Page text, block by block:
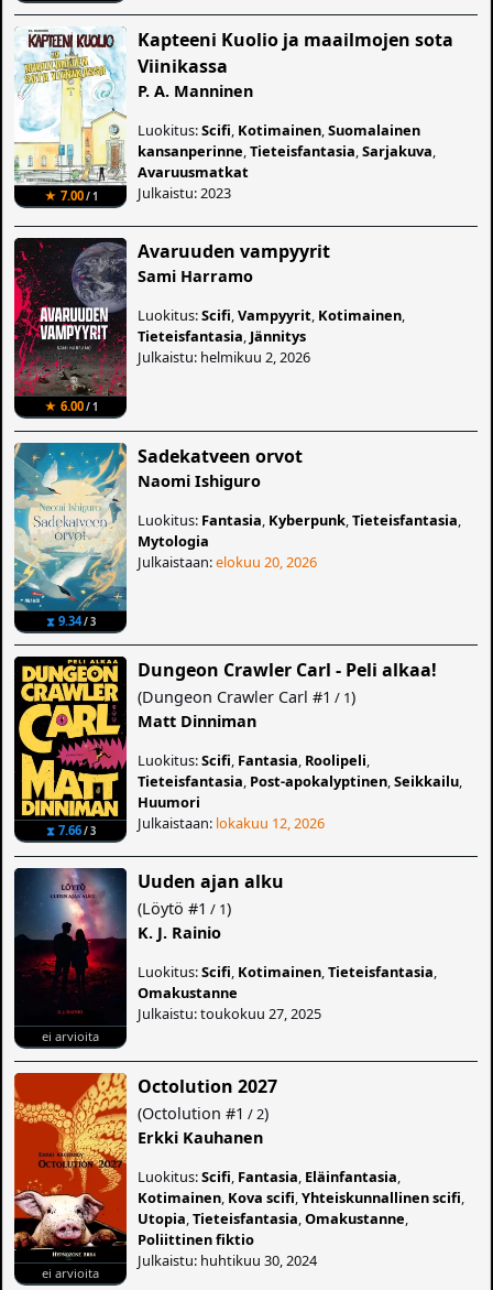
★ 7.00/ 1
Kapteeni Kuolio ja maailmojen sota
Viinikassa
P. A. Manninen
Luokitus:Scifi Kotimainen ,Suomalainen
kansanperinne ,Tieteisfantasia ,Sarjakuva
Avaruusmatkat
Julkaistu: 2023
★ 6.00/ 1
Avaruuden vampyyrit
Sami Harramo
Luokitus:Scifi ,Vampyyrit Kotimainen
Tieteisfantasia Jännitys
Julkaistu: helmikuu 2, 2026
⧗ 9.34/ 3
Sadekatveen orvot
Naomi Ishiguro
Luokitus: Fantasia Kyberpunk ,Tieteisfantasia
Mytologia
Julkaistaan:elokuu 20, 2026
⧗ 7.66/ 3
Dungeon Crawler Carl - Peli alkaa!
(Dungeon Crawler Carl #1 / 1)
Matt Dinniman
Luokitus:Scifi Fantasia Roolipeli
Tieteisfantasia Post-apokalyptinen ,Seikkailu
Huumori
Julkaistaan: lokakuu 12, 2026
ei arvioita
Uuden ajan alku
(Löytö #1 / 1)
K. J. Rainio
Luokitus:Scifi Kotimainen ,Tieteisfantasia
Omakustanne
Julkaistu: toukokuu 27, 2025
ei arvioita
Octolution 2027
(Octolution #1 / 2)
Erkki Kauhanen
Luokitus:Scifi Fantasia Eläinfantasia
Kotimainen Kova scifi ,Yhteiskunnallinen scifi
Utopia ,Tieteisfantasia ,Omakustanne
Poliittinen fiktio
Julkaistu: huhtikuu 30, 2024